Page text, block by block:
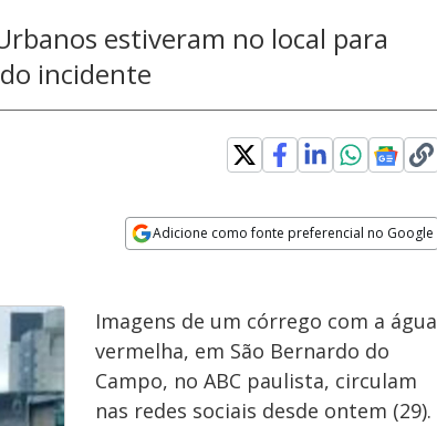
estiveram no local para
incidente
Adicione como fonte preferencial no Google
Imagens de um córrego com a água
vermelha, em São Bernardo do
Campo, no ABC paulista, circulam
nas redes sociais desde ontem (29).